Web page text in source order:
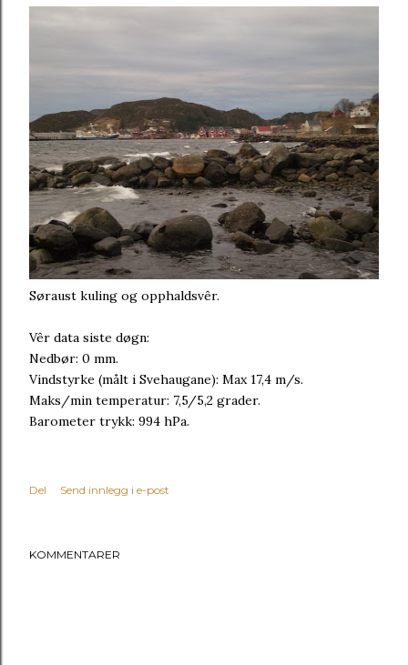
Søraust kuling og opphaldsvêr.
Vêr data siste døgn:
Nedbør: 0 mm.
Vindstyrke (målt i Svehaugane): Max 17,4 m/s.
Maks/min temperatur: 7,5/5,2 grader.
Barometer trykk: 994 hPa.
Del Send innlegg i e-post
KOMMENTARER